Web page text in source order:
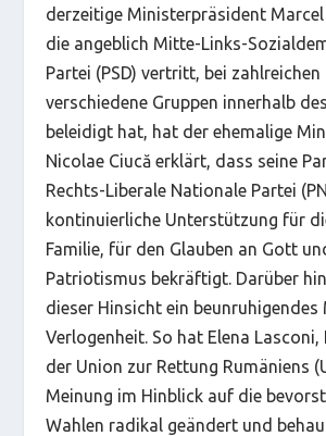
derzeitige Ministerpräsident
die angeblich Mitte-Links-
Partei (PSD) vertritt, bei zahlreichen
verschiedene Gruppen innerhalb
beleidigt hat, hat der ehemalige
Nicolae Ciucă erklärt, dass seine
Rechts-Liberale Nationale Partei
kontinuierliche Unterstützung für
Familie, für den Glauben an Gott
Patriotismus bekräftigt. Darüber
dieser Hinsicht ein beunruhigendes
Verlogenheit. So hat Elena
der Union zur Rettung Rumäniens
Meinung im Hinblick auf die
Wahlen radikal geändert und